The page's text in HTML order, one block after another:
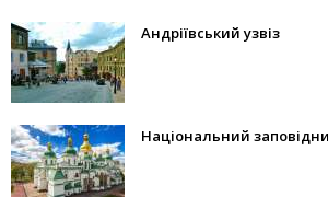
Андріївський узвіз
Національний